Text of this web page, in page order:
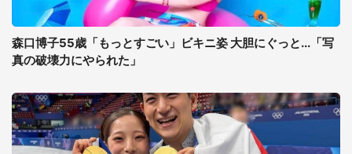
森口博子55歳「もっとすごい」ビキニ姿 大胆にぐっと...「写
真の破壊力にやられた」